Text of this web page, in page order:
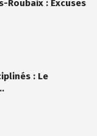
Roubaix : Excuses
: Le